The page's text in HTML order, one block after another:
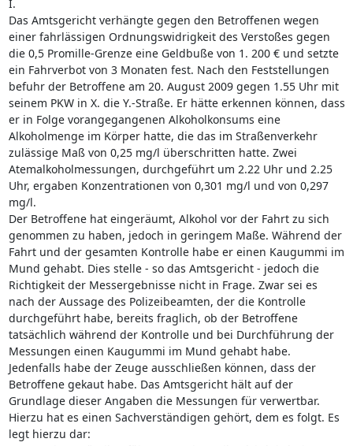
I.
Das Amtsgericht verhängte gegen den Betroffenen wegen
einer fahrlässigen Ordnungswidrigkeit des Verstoßes gegen
die 0,5 Promille-Grenze eine Geldbuße von 1. 200 € und setzte
ein Fahrverbot von 3 Monaten fest. Nach den Feststellungen
befuhr der Betroffene am 20. August 2009 gegen 1.55 Uhr mit
seinem PKW in X. die Y.-Straße. Er hätte erkennen können, dass
er in Folge vorangegangenen Alkoholkonsums eine
Alkoholmenge im Körper hatte, die das im Straßenverkehr
zulässige Maß von 0,25 mg/l überschritten hatte. Zwei
Atemalkoholmessungen, durchgeführt um 2.22 Uhr und 2.25
Uhr, ergaben Konzentrationen von 0,301 mg/l und von 0,297
mg/l.
Der Betroffene hat eingeräumt, Alkohol vor der Fahrt zu sich
genommen zu haben, jedoch in geringem Maße. Während der
Fahrt und der gesamten Kontrolle habe er einen Kaugummi im
Mund gehabt. Dies stelle - so das Amtsgericht - jedoch die
Richtigkeit der Messergebnisse nicht in Frage. Zwar sei es
nach der Aussage des Polizeibeamten, der die Kontrolle
durchgeführt habe, bereits fraglich, ob der Betroffene
tatsächlich während der Kontrolle und bei Durchführung der
Messungen einen Kaugummi im Mund gehabt habe.
Jedenfalls habe der Zeuge ausschließen können, dass der
Betroffene gekaut habe. Das Amtsgericht hält auf der
Grundlage dieser Angaben die Messungen für verwertbar.
Hierzu hat es einen Sachverständigen gehört, dem es folgt. Es
legt hierzu dar: